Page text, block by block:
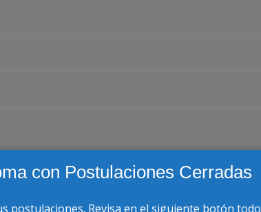
con Postulaciones Cerradas
postulaciones. Revisa en el siguiente botón